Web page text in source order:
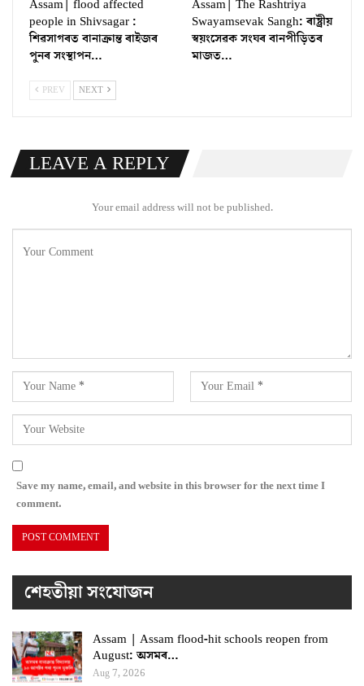
Assam| flood affected
people in Shivsagar :
শিৱসাগৰত বানাক্ৰান্ত ৰাইজৰ
পুনৰ সংস্থাপন…
Assam| The Rashtriya
Swayamsevak Sangh: ৰাষ্ট্ৰীয়
স্বয়ংসেৱক সংঘৰ বানপীড়িতৰ
মাজত…
PREV NEXT
LEAVE A REPLY
Your email address will not be published.
Save my name, email, and website in this browser for the next time I
comment.
শেহতীয়া সংযোজন
Assam | Assam flood-hit schools reopen from
August: অসমৰ…
Aug 7, 2026